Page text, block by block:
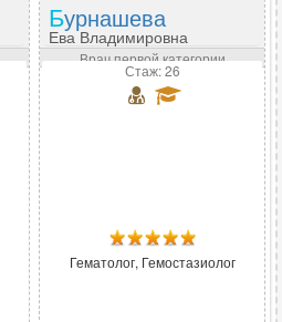
Бурнашева
Ева Владимировна
Врач первой категории
Стаж: 26
Гематолог, Гемостазиолог